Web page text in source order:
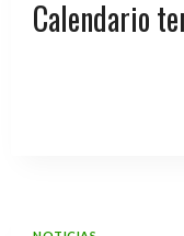
Calendario